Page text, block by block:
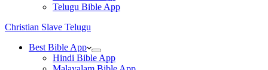
Telugu Bible App
Christian Slave Telugu
Best Bible App
Hindi Bible App